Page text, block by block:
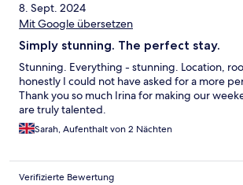
8. Sept. 2024
Mit Google übersetzen
Simply stunning. The perfect stay.
Stunning. Everything - stunning. Location,
honestly I could not have asked for a more
Thank you so much Irina for making our
are truly talented.
Sarah, Aufenthalt von 2 Nächten
Verifizierte Bewertung